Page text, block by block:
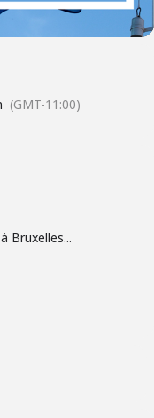
(GMT-11:00)
Bruxelles...